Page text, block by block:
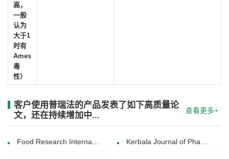
高，
一般
认为
大于1
时有
Ames
毒
性）
客户使用普瑞法的产品发表了如下高质量论
文，还在持续增加中...
查看更多+
Food Research International(February 2025) Kerbala Journal of Pharmaceutical Sciences(Dec. 2018)